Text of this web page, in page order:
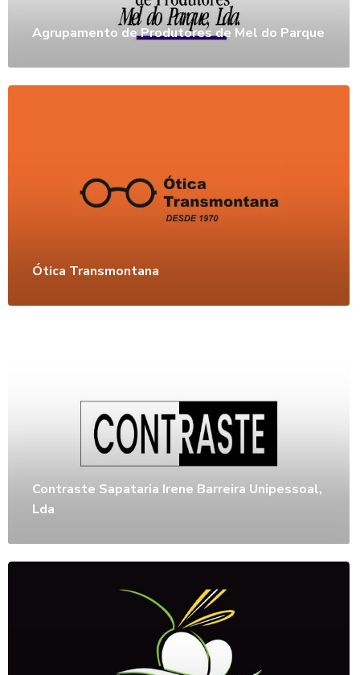
Agrupamento de Produtores de Mel do Parque
Ótica Transmontana
Contraste Sapataria Irene Barreira Unipessoal,
Lda